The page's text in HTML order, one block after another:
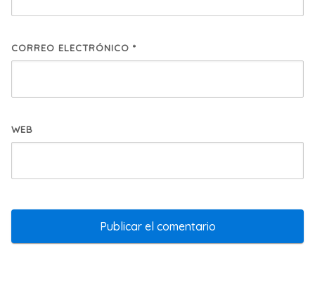
CORREO ELECTRÓNICO *
WEB